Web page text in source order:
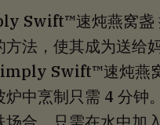
Swift™速炖燕窝盏
方法，使其成为送给
Swift™速炖燕
炉中烹制只需 4 分钟